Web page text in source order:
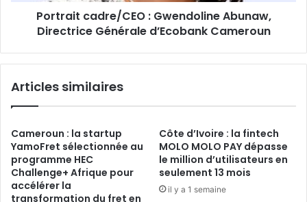
Portrait cadre/CEO : Gwendoline Abunaw,
Directrice Générale d’Ecobank Cameroun
Articles similaires
Cameroun : la startup
YamoFret sélectionnée au
programme HEC
Challenge+ Afrique pour
accélérer la
transformation du fret en
Côte d’Ivoire : la fintech
MOLO MOLO PAY dépasse
le million d’utilisateurs en
seulement 13 mois
il y a 1 semaine